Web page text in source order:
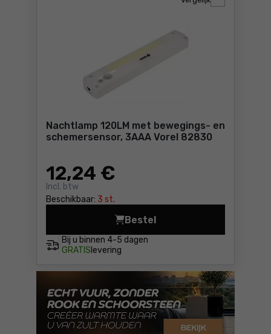
Nachtlamp 120LM met bewegings- en
schemersensor, 3AAA Vorel 82830
12,24 €
Incl. btw
Beschikbaar: 3 st.
Bij u binnen 4-5 dagen
GRATIS levering
Bestel
Nachtlamp 120LM met